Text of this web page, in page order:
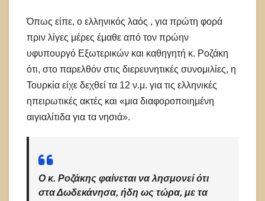
Όπως είπε, ο ελληνικός λαός , για πρώτη φορά
πριν λίγες μέρες έμαθε από τον πρώην
υφυπουργό Εξωτερικών και καθηγητή κ. Ροζάκη
ότι, στο παρελθόν στις διερευνητικές συνομιλίες, η
Τουρκία είχε δεχθεί τα 12 ν.μ. για τις ελληνικές
ηπειρωτικές ακτές και «μια διαφοροποιημένη
αιγιαλίτιδα για τα νησιά».
Ο κ. Ροζάκης φαίνεται να λησμονεί ότι
στα Δωδεκάνησα, ήδη ως τώρα, με τα